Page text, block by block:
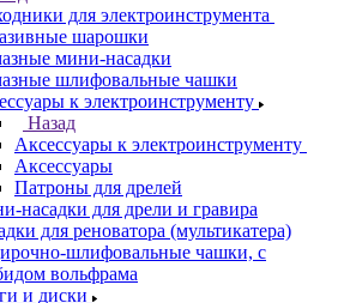
для электроинструмента
шарошки
мини-насадки
шлифовальные чашки
к электроинструменту
Назад
Аксессуары к электроинструменту
Аксессуары
Патроны для дрелей
насадки для дрели и гравира
для реноватора (мультикатера)
шлифовальные чашки, с
вольфрама
и диски